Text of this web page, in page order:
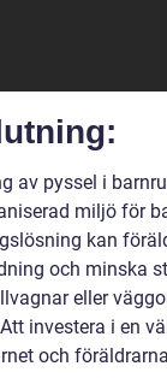
av pyssel i
miljö för
kan
och minska
eller
investera i en
och